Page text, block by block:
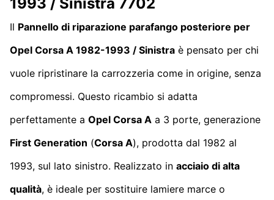
Il Pannello di riparazione parafango posteriore per
Opel Corsa A 1982-1993 / Sinistra è pensato per chi
vuole ripristinare la carrozzeria come in origine, senza
compromessi. Questo ricambio si adatta
perfettamente a Opel Corsa A a 3 porte, generazione
First Generation (Corsa A), prodotta dal 1982 al
1993, sul lato sinistro. Realizzato in acciaio di alta
qualità, è ideale per sostituire lamiere marce o